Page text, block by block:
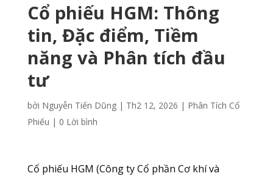
Cổ phiếu HGM: Thông
tin, Đặc điểm, Tiềm
năng và Phân tích đầu
tư
bởi Nguyễn Tiến Dũng| Th2 12, 2026 | Phân Tích Cổ
Phiếu | 0 Lời bình
Cổ phiếu HGM (Công ty Cổ phần Cơ khí và